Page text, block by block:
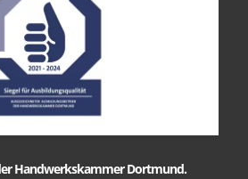
Handwerkskammer Dortmund.